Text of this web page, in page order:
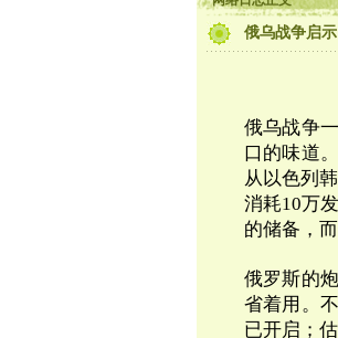
俄乌战争启
俄乌战争
口的味道
从以色列
消耗10万
的储备，
俄罗斯的
省着用。
已开启；